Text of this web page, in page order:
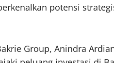
potensi
Group, Anindra